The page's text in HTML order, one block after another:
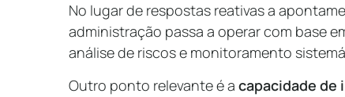
No lugar de respostas reativas a
administração passa a operar com base
análise de riscos e monitoramento
Outro ponto relevante é a capacidade de